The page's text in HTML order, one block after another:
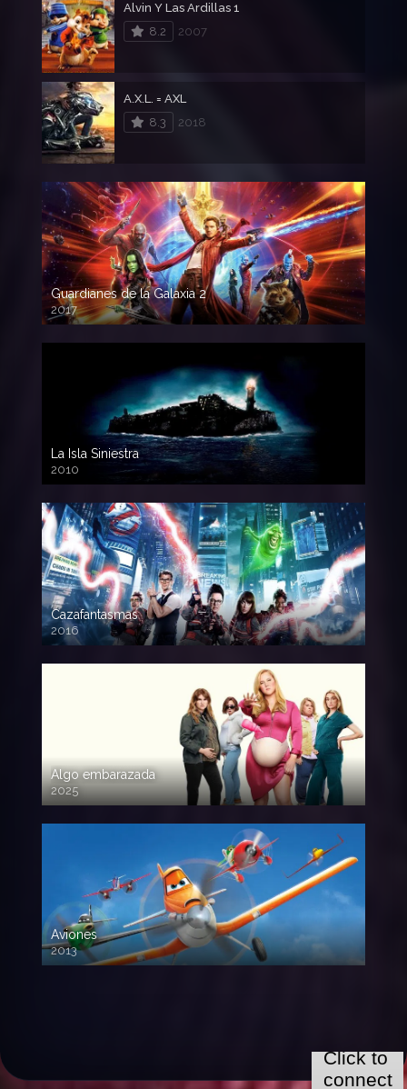
Alvin Y Las Ardillas 1
8.2
2007
A.X.L. = AXL
8.3
2018
Guardianes de la Galaxia 2
2017
720p HD
La Isla Siniestra
2010
720p HD
Cazafantasmas
2016
720p HD
Algo embarazada
2025
720p HD
Aviones
2013
720 HD